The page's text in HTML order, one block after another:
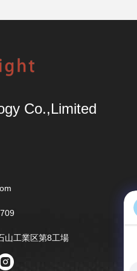
Co.,Limited
山工業区第8工場